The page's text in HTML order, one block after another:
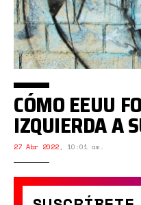
CÓMO EEUU
IZQUIERDA A
27 Abr 2022, 10:01 am.